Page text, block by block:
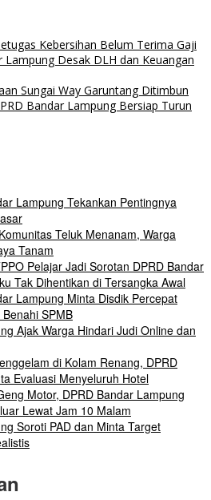
Kebersihan Belum Terima Gaji
Lampung Desak DLH dan Keuangan
Sungai Way Garuntang Ditimbun
Bandar Lampung Bersiap Turun
Lampung Tekankan Pentingnya
Teluk Menanam, Warga
Tanam
Pelajar Jadi Sorotan DPRD Bandar
Tak Dihentikan di Tersangka Awal
Lampung Minta Disdik Percepat
SPMB
Ajak Warga Hindari Judi Online dan
di Kolam Renang, DPRD
Evaluasi Menyeluruh Hotel
Motor, DPRD Bandar Lampung
Lewat Jam 10 Malam
Soroti PAD dan Minta Target